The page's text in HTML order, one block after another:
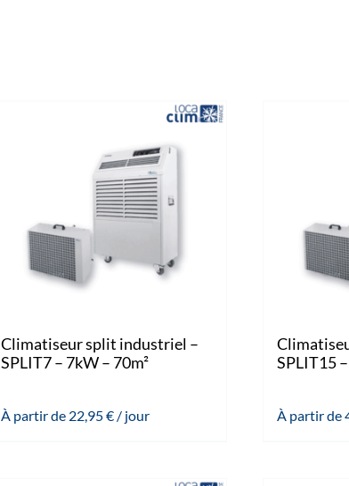
Climatiseur split industriel –
SPLIT7 – 7kW – 70m²
À partir de 22,95€/ jour
SPLIT15
À partir de